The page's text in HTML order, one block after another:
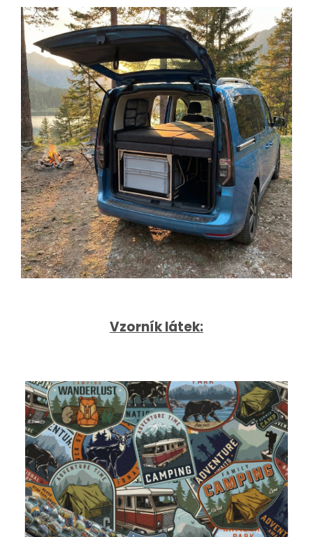
Vzorník látek:
Vzorník látek:
*Odstíny se mohou lehce lišit v závislosti na nastavení
jasu ve vašem zařízení